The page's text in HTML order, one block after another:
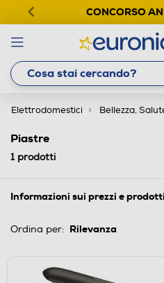
CONCORSO
Elettrodomestici Bellezza,
Piastre
1prodotti
Informazioni sui prezzi e
Ordina per: